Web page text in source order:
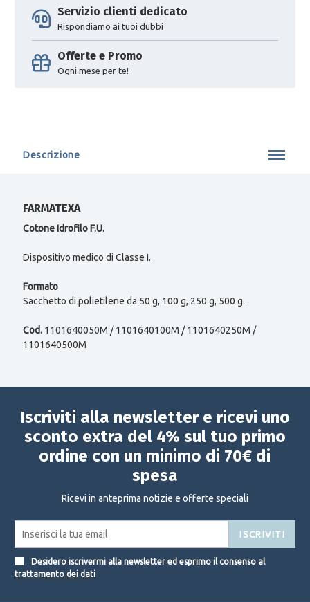
Servizio clienti dedicato
Rispondiamo ai tuoi dubbi
Offerte e Promo
Ogni mese per te!
Descrizione
FARMATEXA
Cotone Idrofilo F.U.
Dispositivo medico di Classe I.
Formato
Sacchetto di polietilene da 50 g, 100 g, 250 g, 500 g.
Cod.1101640050M / 1101640100M / 1101640250M /
1101640500M
Iscriviti alla newsletter e ricevi uno
sconto extra del 4% sul tuo primo
ordine con un minimo di 70€ di
spesa
Ricevi in anteprima notizie e offerte speciali
ISCRIVITI
Desidero iscrivermi alla newsletter ed esprimo il consenso al
trattamento dei dati